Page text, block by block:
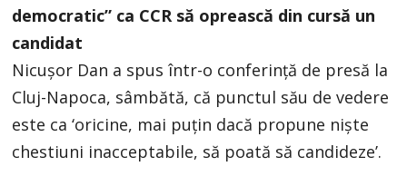
democratic” ca CCR să oprească din cursă un
candidat
Nicușor Dan a spus într-o conferință de presă la
Cluj-Napoca, sâmbătă, că punctul său de vedere
este ca ‘oricine, mai puțin dacă propune niște
chestiuni inacceptabile, să poată să candideze’.